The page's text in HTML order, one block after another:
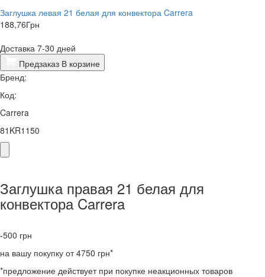
Заглушка левая 21 белая для конвектора Carrera
188,76Грн
Доставка 7-30 дней
Предзаказ В корзине
Бренд:
Код:
Carrera
81KR1150
Заглушка правая 21 белая для
конвектора Carrera
-500 грн
на вашу покупку от 4750 грн*
*предложение действует при покупке неакционных товаров